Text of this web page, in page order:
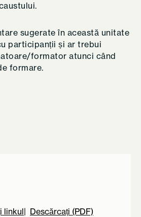
sugerate în această unitate
participanții și ar trebui
formator atunci când
formare.
linkul Descărcați (PDF)